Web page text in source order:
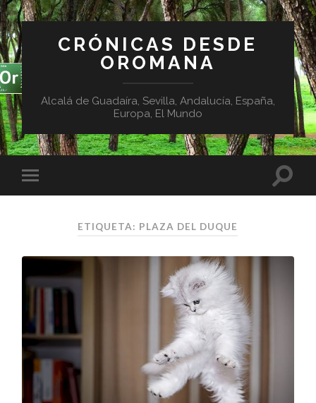
CRÓNICAS DESDE
OROMANA
Alcalá de Guadaíra, Sevilla, Andalucía, España,
Europa, El Mundo
ETIQUETA: PLAZA DEL DUQUE